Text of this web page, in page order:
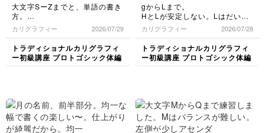
大文字SーZまでと、単語の書き
方。
Sから先のアルファベットは、
これまでより装飾性が高いよう
に思った。
いかようにも書けそうなので、
そこそこにして単語の練習。
横線引いてみたものの、どう評
価すべきか。。。
カリグラフィー 2026/07/29
トラディショナルカリグラフィ
ー初級講座 プロトゴシック体編
gからLまで。
HとLが安定しない。Lはだいぶ
良くなったから、長さ、角度な
ど言語化できると安定しそう
カリグラフィー 2026/07/28
トラディショナルカリグラフィ
ー初級講座 プロトゴシック体編